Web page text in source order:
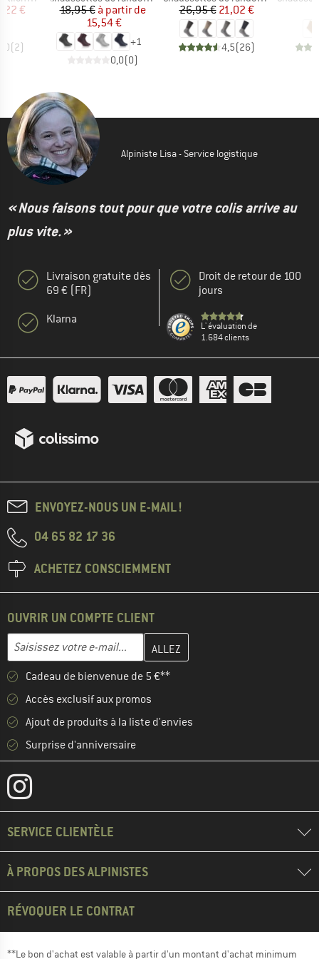
réduit
€
(2)
Prix
18,95 € Prix réduit
à partir de
15,54 €
+1
0,0(0)
Prix
26,95 €Prix réduit
21,02 €
4,5(26)
Alpiniste Lisa - Service logistique
« Nous faisons tout pour que votre colis arrive au
plus vite. »
Livraison gratuite dès
69 € (FR)
Klarna
Droit de retour de 100
jours
L' évaluation de
1.684 clients
ENVOYEZ-NOUS UN E-MAIL !
04 65 82 17 36
ACHETEZ CONSCIEMMENT
OUVRIR UN COMPTE CLIENT
Adresse e-mail
Entrez votre adresse e-mail ici et créez votre compte client à la
Cadeau de bienvenue de 5 €**
Accès exclusif aux promos
Ajout de produits à la liste d'envies
Surprise d'anniversaire
SERVICE CLIENTÈLE
À PROPOS DES ALPINISTES
RÉVOQUER LE CONTRAT
**Le bon d'achat est valable à partir d'un montant d'achat minimum